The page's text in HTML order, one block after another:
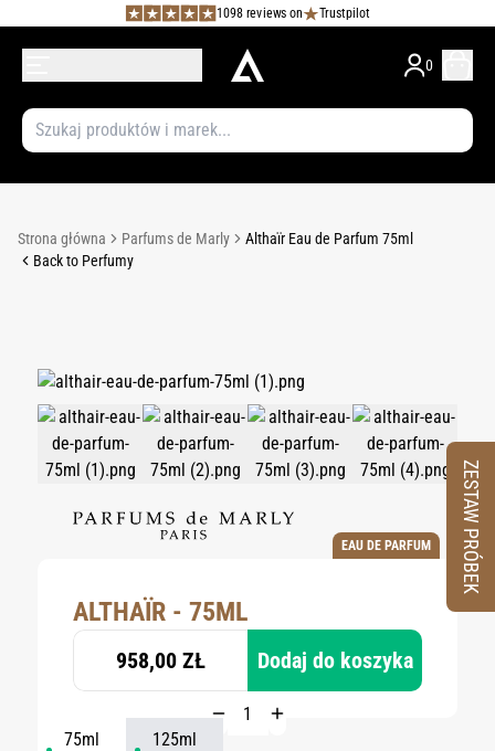
1098 reviews on Trustpilot
0
Strona główna Parfums de Marly
Althaïr Eau de Parfum 75ml
Back to Perfumy
EAU DE PARFUM
ALTHAÏR - 75ML
958,00 ZŁ Dodaj do koszyka
75ml 125ml
ZESTAW PRÓBEK